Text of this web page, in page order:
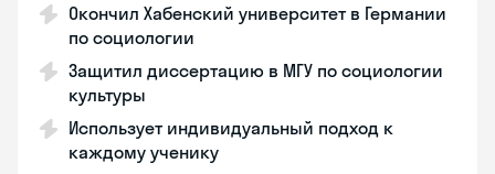
Окончил Хабенский университет в Германии
по социологии
Защитил диссертацию в МГУ по социологии
культуры
Использует индивидуальный подход к
каждому ученику